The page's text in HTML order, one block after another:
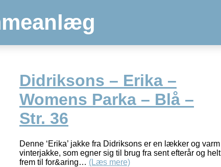
Didriksons – Erika –
Womens Parka – Blå –
Str. 36
Denne ‘Erika’ jakke fra Didriksons er en lækker og varm
vinterjakke, som egner sig til brug fra sent efterår og helt
frem til for&aring… (Læs mere)